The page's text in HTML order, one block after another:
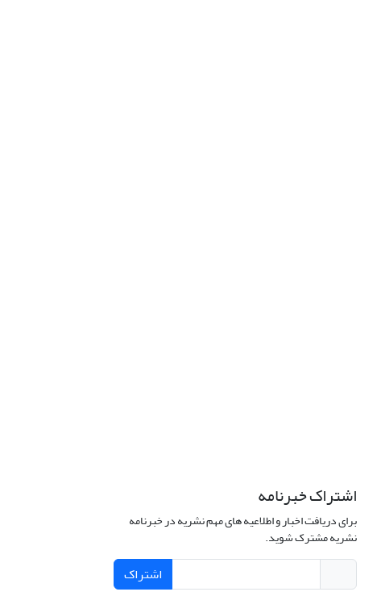
اشتراک خبرنامه
برای دریافت اخبار و اطلاعیه های مهم نشریه در خبرنامه
نشریه مشترک شوید.
اشتراک